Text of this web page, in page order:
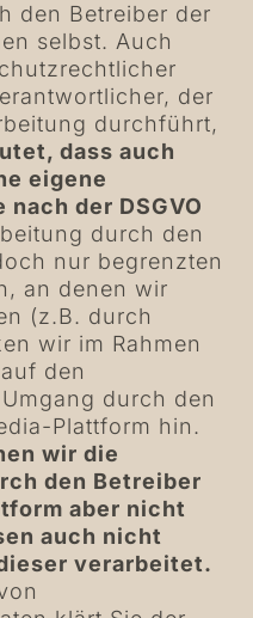
den Betreiber der
selbst. Auch
der
durchführt,
dass auch
eigene
der DSGVO
durch den
nur begrenzten
an denen wir
(z.B. durch
wir im Rahmen
den
durch den
Plattform hin.
wir die
den Betreiber
aber nicht
auch nicht
verarbeitet.